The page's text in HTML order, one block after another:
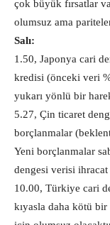
çok büyük fırsatlar
olumsuz ama
Salı:
1.50, Japonya cari
kredisi (önceki veri
yukarı yönlü bir
5.27, Çin ticaret
borçlanmalar
Yeni borçlanmalar
dengesi verisi
10.00, Türkiye cari
kıyasla daha kötü